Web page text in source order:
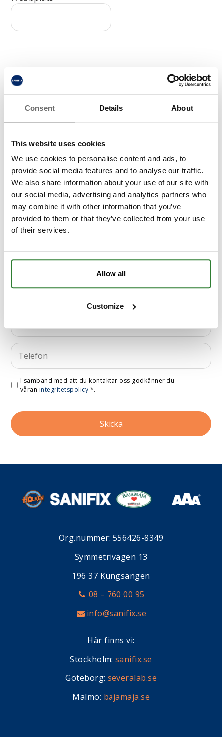
Consent Details About
This website uses cookies
We use cookies to personalise content and ads, to
provide social media features and to analyse our traffic.
We also share information about your use of our site with
our social media, advertising and analytics partners who
may combine it with other information that you’ve
provided to them or that they’ve collected from your use
of their services.
Allow all
Customize
Kontakta oss
Sanifix AB är främst verksamma i stor Stockholm
vänligen skriv leveransadress och hyresperiod.
I samband med att du kontaktar oss godkänner du
våran integritetspolicy *.
Org.nummer: 556426-8349
Symmetrivägen 13
196 37 Kungsängen
08 – 760 00 95
info@sanifix.se
Här finns vi:
Stockholm: sanifix.se
Göteborg: severalab.se
Malmö: bajamaja.se